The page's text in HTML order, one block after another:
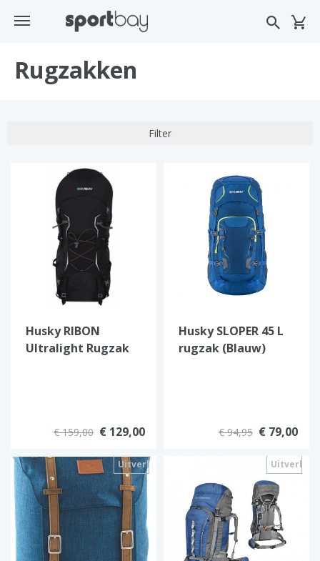
Rugzakken
Filter
Husky RIBON
Ultralight Rugzak
€ 159,00 € 129,00
Husky SLOPER 45 L
rugzak (Blauw)
€ 94,95 € 79,00
Uitverkocht